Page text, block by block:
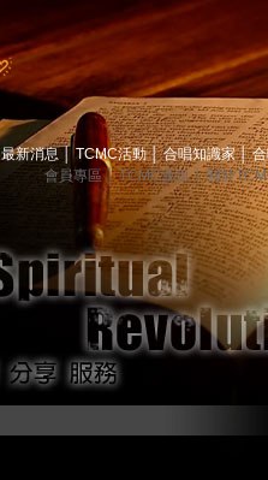
最新消息 TCMC活動│ 合唱知識家│
會員專區│ TCMC會訊│ 關於